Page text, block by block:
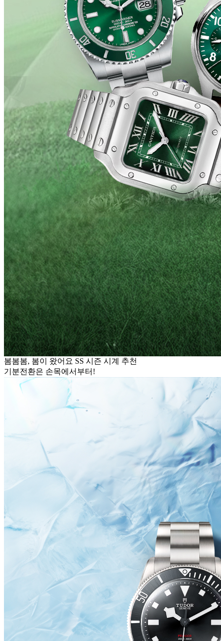
봄봄봄, 봄이 왔어요 SS 시즌 시계 추천
기분전환은 손목에서부터!